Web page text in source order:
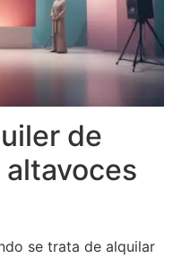
de
se trata de alquilar